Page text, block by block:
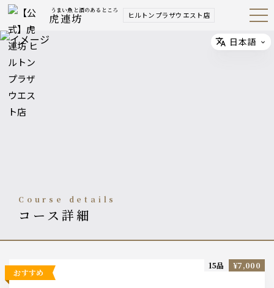
うまい魚と酒のあるところ
虎連坊 ヒルトンプラザウエスト店 Open
Navig
course details
コース詳細
おすすめ
15品 ¥7,000
Select
日本語